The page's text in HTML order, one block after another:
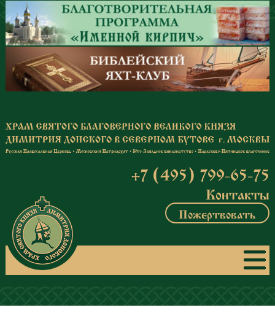
Перейти к основному содержанию
+7 (495) 799-65-75
Контакты
Пожертвовать